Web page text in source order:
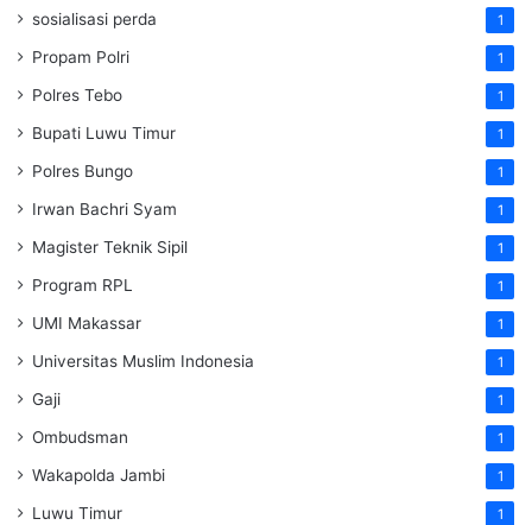
sosialisasi perda 1
Propam Polri 1
Polres Tebo 1
Bupati Luwu Timur 1
Polres Bungo 1
Irwan Bachri Syam 1
Magister Teknik Sipil 1
Program RPL 1
UMI Makassar 1
Universitas Muslim Indonesia 1
Gaji 1
Ombudsman 1
Wakapolda Jambi 1
Luwu Timur 1